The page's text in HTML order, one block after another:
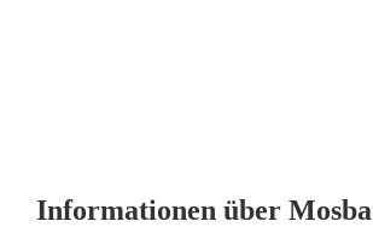
Informationen über